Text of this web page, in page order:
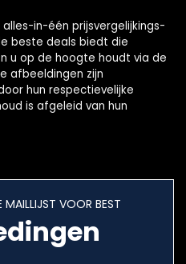
in-één prijsvergelijkings-
beste deals biedt die
u op de hoogte houdt via de
afbeeldingen zijn
hun respectievelijke
is afgeleid van hun
VOOR BEST